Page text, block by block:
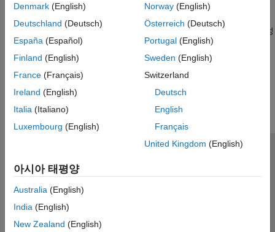
Texas Instruments mmWave 레이다 센서에서 레이다 데이터 구성
및 읽어오기
이 페이지가 얼마나 도움이 되었습니까?
Denmark (English)
Deutschland (Deutsch)
España (Español)
Finland (English)
France (Français)
Ireland (English)
Italia (Italiano)
Luxembourg (English)
Norway(English)
Österreich (Deutsch)
Portugal(English)
Sweden (English)
Switzerland
Deutsch
English
Français
United Kingdom (English)
아시아 태평양
Australia (English)
India (English)
New Zealand (English)
애플리케이션 상태
© 1994-2026 The MathWorks, Inc.